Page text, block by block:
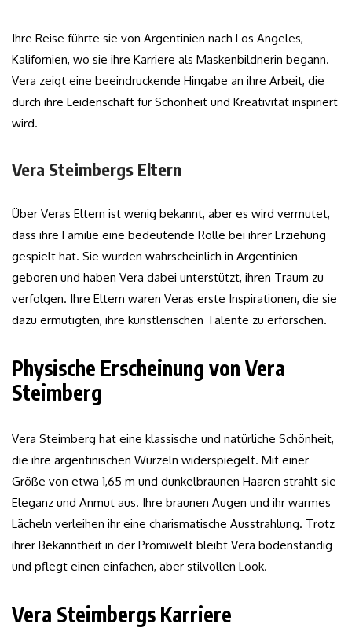
Ihre Reise führte sie von Argentinien nach Los Angeles,
Kalifornien, wo sie ihre Karriere als Maskenbildnerin begann.
Vera zeigt eine beeindruckende Hingabe an ihre Arbeit, die
durch ihre Leidenschaft für Schönheit und Kreativität inspiriert
wird.
Vera Steimbergs Eltern
Über Veras Eltern ist wenig bekannt, aber es wird vermutet,
dass ihre Familie eine bedeutende Rolle bei ihrer Erziehung
gespielt hat. Sie wurden wahrscheinlich in Argentinien
geboren und haben Vera dabei unterstützt, ihren Traum zu
verfolgen. Ihre Eltern waren Veras erste Inspirationen, die sie
dazu ermutigten, ihre künstlerischen Talente zu erforschen.
Physische Erscheinung von Vera
Steimberg
Vera Steimberg hat eine klassische und natürliche Schönheit,
die ihre argentinischen Wurzeln widerspiegelt. Mit einer
Größe von etwa 1,65 m und dunkelbraunen Haaren strahlt sie
Eleganz und Anmut aus. Ihre braunen Augen und ihr warmes
Lächeln verleihen ihr eine charismatische Ausstrahlung. Trotz
ihrer Bekanntheit in der Promiwelt bleibt Vera bodenständig
und pflegt einen einfachen, aber stilvollen Look.
Vera Steimbergs Karriere